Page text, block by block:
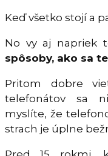
Keď všetko stojí a
No vy aj napriek
spôsoby, ako sa
Pritom dobre
telefonátov sa
myslíte, že
strach je úplne